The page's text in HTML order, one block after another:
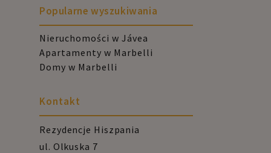
Popularne wyszukiwania
Nieruchomości w Jávea
Apartamenty w Marbelli
Domy w Marbelli
Kontakt
Rezydencje Hiszpania
ul. Olkuska 7